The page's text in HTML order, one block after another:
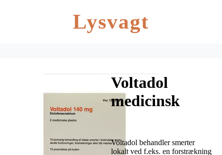
Lysvagt
Voltadol
medicinsk
Voltadol behandler smerter
lokalt ved f.eks. en forstrækning